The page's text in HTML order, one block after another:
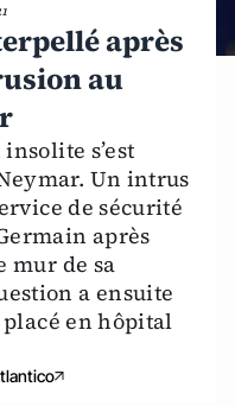
après
au
s’est
Un intrus
de sécurité
après
mur de sa
a ensuite
en hôpital